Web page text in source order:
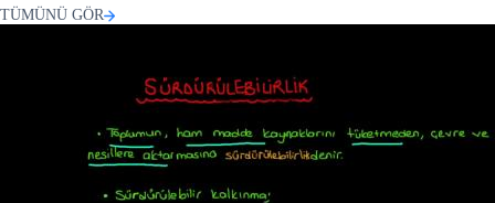
TÜMÜNÜ GÖR